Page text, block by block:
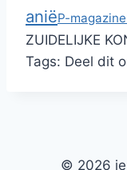
aniëP-magazine
ZUIDELIJKE
Tags: Deel dit
© 2026